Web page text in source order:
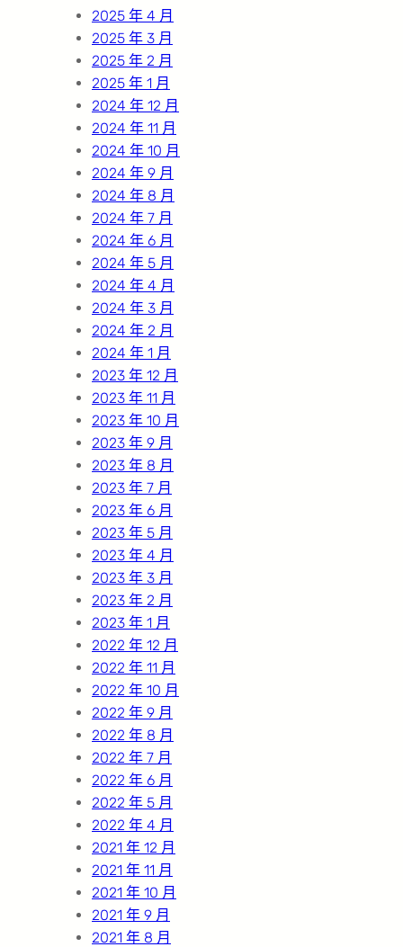
2025 年 4 月
2025 年 3 月
2025 年 2 月
2025 年 1 月
2024 年 12 月
2024 年 11 月
2024 年 10 月
2024 年 9 月
2024 年 8 月
2024 年 7 月
2024 年 6 月
2024 年 5 月
2024 年 4 月
2024 年 3 月
2024 年 2 月
2024 年 1 月
2023 年 12 月
2023 年 11 月
2023 年 10 月
2023 年 9 月
2023 年 8 月
2023 年 7 月
2023 年 6 月
2023 年 5 月
2023 年 4 月
2023 年 3 月
2023 年 2 月
2023 年 1 月
2022 年 12 月
2022 年 11 月
2022 年 10 月
2022 年 9 月
2022 年 8 月
2022 年 7 月
2022 年 6 月
2022 年 5 月
2022 年 4 月
2021 年 12 月
2021 年 11 月
2021 年 10 月
2021 年 9 月
2021 年 8 月